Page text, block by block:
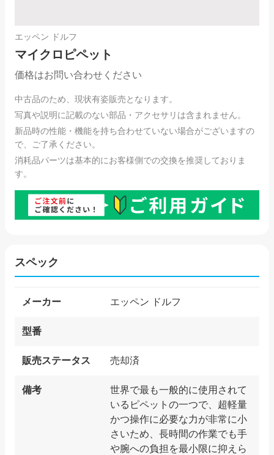
エッペン ドルフ
マイクロピペット
価格はお問い合わせください
中古品のため、現状有姿販売となります。
写真や説明に記載のない部品・アクセサリは含まれません。
新品時の性能・機能を持ち合わせていない場合がございますの
で、ご了承ください。
消耗品パーツは基本的にお客様側での交換を推奨しておりま
す。
スペック
メーカー エッペン ドルフ
型番
販売ステータス 売却済
備考
世界で最も一般的に使用されて
いるピペットの一つで、超軽量
かつ操作に必要な力が非常に小
さいため、長時間の作業でも手
や腕への負担を最小限に抑えら